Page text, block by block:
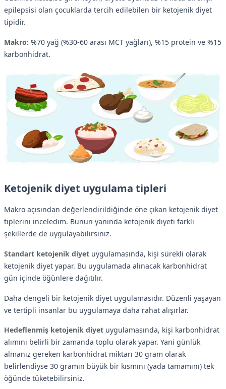
epilepsisi olan çocuklarda tercih edilebilen bir ketojenik diyet
tipidir.
Makro: %70 yağ (%30-60 arası MCT yağları), %15 protein ve %15
karbonhidrat.
Ketojenik diyet uygulama tipleri
Makro açısından değerlendirildiğinde öne çıkan ketojenik diyet
tiplerini inceledim. Bunun yanında ketojenik diyeti farklı
şekillerde de uygulayabilirsiniz.
Standart ketojenik diyet uygulamasında, kişi sürekli olarak
ketojenik diyet yapar. Bu uygulamada alınacak karbonhidrat
gün içinde öğünlere dağıtılır.
Daha dengeli bir ketojenik diyet uygulamasıdır. Düzenli yaşayan
ve tertipli insanlar bu uygulamaya daha rahat alışırlar.
Hedeflenmiş ketojenik diyet uygulamasında, kişi karbonhidrat
alımını belirli bir zamanda toplu olarak yapar. Yani günlük
almanız gereken karbonhidrat miktarı 30 gram olarak
belirlendiyse 30 gramın büyük bir kısmını (yada tamamını) tek
öğünde tüketebilirsiniz.